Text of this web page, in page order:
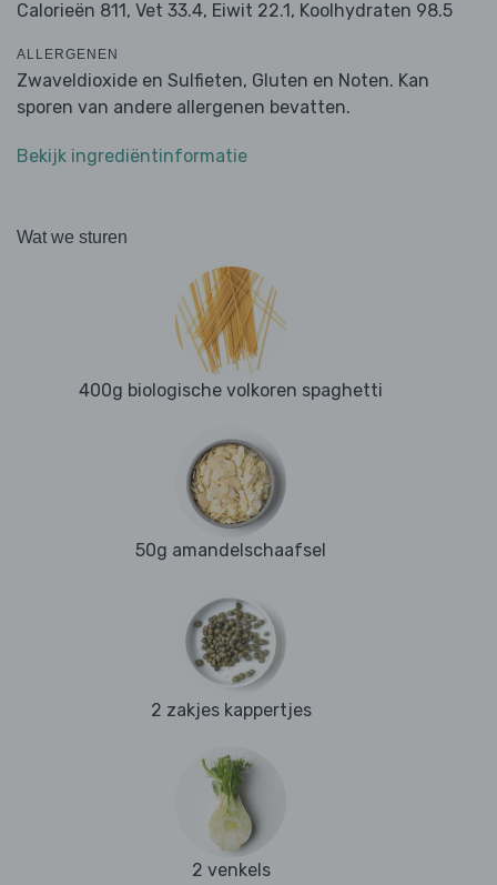
Calorieën 811, Vet 33.4, Eiwit 22.1, Koolhydraten 98.5
ALLERGENEN
Zwaveldioxide en Sulfieten, Gluten en Noten. Kan
sporen van andere allergenen bevatten.
Bekijk ingrediëntinformatie
Wat we sturen
400g biologische volkoren spaghetti
50g amandelschaafsel
2 zakjes kappertjes
2 venkels